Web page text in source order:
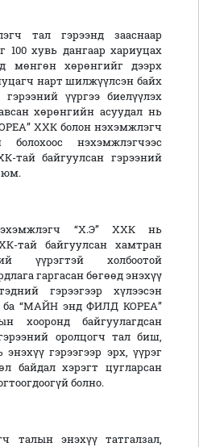
тал гэрээнд зааснаар
100 хувь дангаар хариуцах
мөнгөн хөрөнгийг дээрх
нарт шилжүүлсэн байх
үүргээ биелүүлэх
хөрөнгийн асуудал нь
ХХК болон нэхэмжлэгч
болохоос нэхэмжлэгчээс
тай байгуулсан гэрээний
юм.
“Х.Э” ХХК нь
тай байгуулсан хамтран
үүрэгтэй холбоотой
гаргасан бөгөөд энэхүү
гэрээгээр хүлээсэн
ба “МАЙН энд ФИЛД КОРЕА”
хооронд байгуулагдсан
оролцогч тал биш,
гэрээгээр эрх, үүрэг
байдал хэрэгт цугларсан
болно.
талын энэхүү татгалзал,